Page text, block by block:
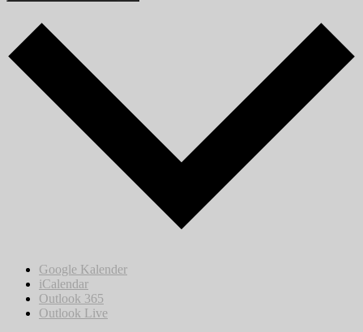
Google Kalender
iCalendar
Outlook 365
Outlook Live